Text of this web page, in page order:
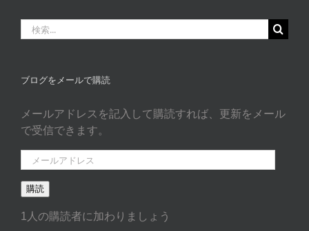
ゴ
リ
索
ブログをメールで購読
メールアドレスを記入して購読すれば、更新をメール
で受信できます。
ー
ル
ド
購読
1人の購読者に加わりましょう